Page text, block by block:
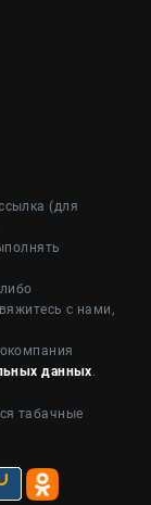
(для
с нами,
данных.
табачные